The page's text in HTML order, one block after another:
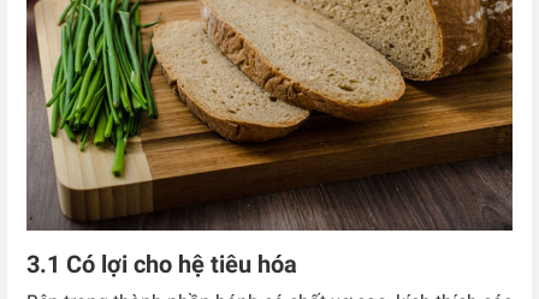
3.1 Có lợi cho hệ tiêu hóa